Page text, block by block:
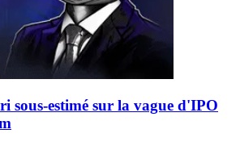
sous-estimé sur la vague d'IPO